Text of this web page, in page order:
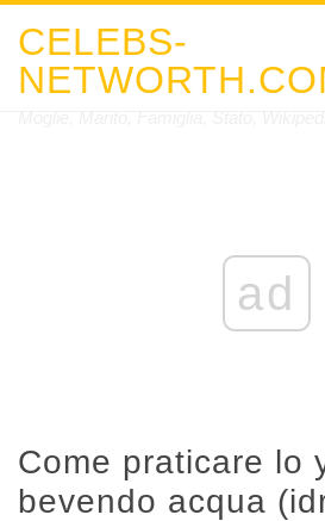
CELEBS-
ad
Come praticare lo
bevendo acqua